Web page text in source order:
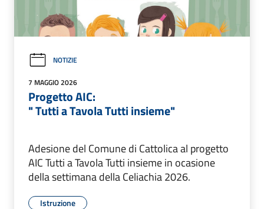
NOTIZIE
7 MAGGIO 2026
Progetto AIC:
" Tutti a Tavola Tutti insieme"
Adesione del Comune di Cattolica al progetto
AIC Tutti a Tavola Tutti insieme in ocasione
della settimana della Celiachia 2026.
Istruzione